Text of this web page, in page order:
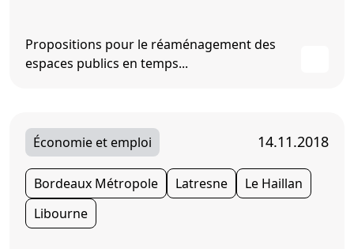
Propositions pour le réaménagement des
espaces publics en temps...
Économie et emploi 14.11.2018
Bordeaux Métropole Latresne
Le Haillan
Libourne